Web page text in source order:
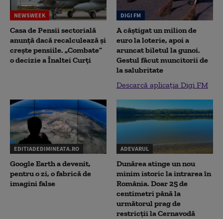
NEWSWEEK
Casa de Pensii sectorială
anunță dacă recalculează și
crește pensiile. „Combate”
o decizie a Înaltei Curți
DIGI FM
A câștigat un milion de
euro la loterie, apoi a
aruncat biletul la gunoi.
Gestul făcut muncitorii de
la salubritate
Descarcă aplicația Digi FM
EDITIADEDIMINEATA.RO
Google Earth a devenit,
pentru o zi, o fabrică de
imagini false
ADEVARUL
Dunărea atinge un nou
minim istoric la intrarea în
România. Doar 25 de
centimetri până la
următorul prag de
restricții la Cernavodă